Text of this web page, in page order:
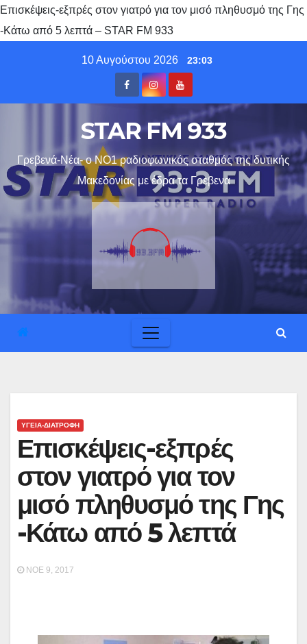
Επισκέψεις-εξπρές στον γιατρό για τον μισό πληθυσμό της Γης
-Κάτω από 5 λεπτά – STAR FM 933
10 Αυγούστου 2026 23:03
STAR FM 933
Γρεβενά-Νέα- ο ΝΟ1 ραδιοφωνικός σταθμός της δυτικής
Μακεδονίας με έδρα τα Γρεβενα
ΥΓΕΙΑ-ΔΙΑΤΡΟΦΗ
Επισκέψεις-εξπρές
στον γιατρό για τον
μισό πληθυσμό της Γης
-Κάτω από 5 λεπτά
ΝΟΈ 9, 2017